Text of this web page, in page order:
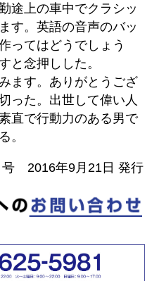
途上の車中でクラシッ
す。英語の音声のバッ
ってはどうでしょう
と念押しした。
ます。ありがとうござ
った。出世して偉い人
直で行動力のある男で
。
号 2016年9月21日 発行